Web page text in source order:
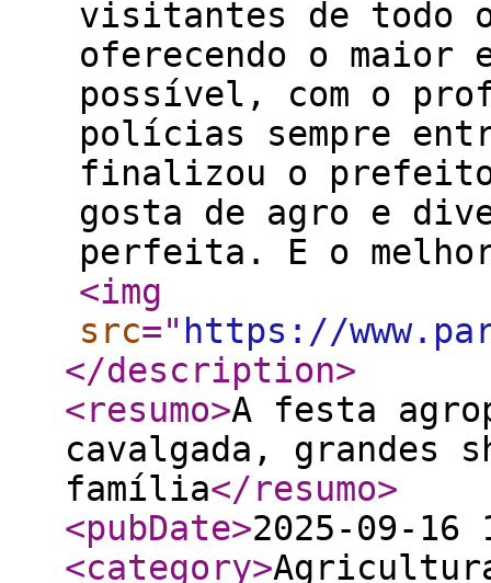
visitantes de todo
oferecendo o maior
possível, com o
polícias sempre
finalizou o prefeito
gosta de agro e
perfeita. E o
<img
src=" https://
</description>
<resumo>A festa
cavalgada, grandes
família</resumo>
<pubDate>2025-09-16
<category>